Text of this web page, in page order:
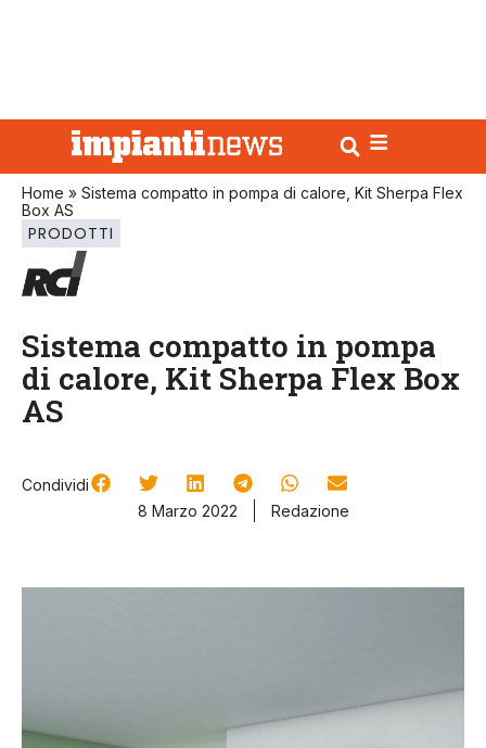
Home » Sistema compatto in pompa di calore, Kit Sherpa Flex
Box AS
PRODOTTI
Sistema compatto in pompa
di calore, Kit Sherpa Flex Box
AS
Condividi
8 Marzo 2022
Redazione